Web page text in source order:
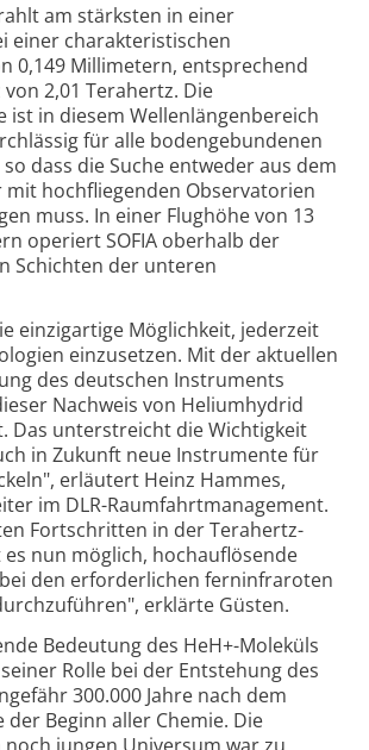
am stärksten in einer
einer charakteristischen
0,149 Millimetern, entsprechend
2,01 Terahertz. Die
ist in diesem Wellenlängenbereich
für alle bodengebundenen
dass die Suche entweder aus dem
hochfliegenden Observatorien
muss. In einer Flughöhe von 13
operiert SOFIA oberhalb der
Schichten der unteren
einzigartige Möglichkeit, jederzeit
einzusetzen. Mit der aktuellen
des deutschen Instruments
Nachweis von Heliumhydrid
Das unterstreicht die Wichtigkeit
in Zukunft neue Instrumente für
erläutert Heinz Hammes,
im DLR-Raumfahrtmanagement.
Fortschritten in der Terahertz-
nun möglich, hochauflösende
den erforderlichen ferninfraroten
erklärte Güsten.
Bedeutung des HeH+-Moleküls
Rolle bei der Entstehung des
300.000 Jahre nach dem
Beginn aller Chemie. Die